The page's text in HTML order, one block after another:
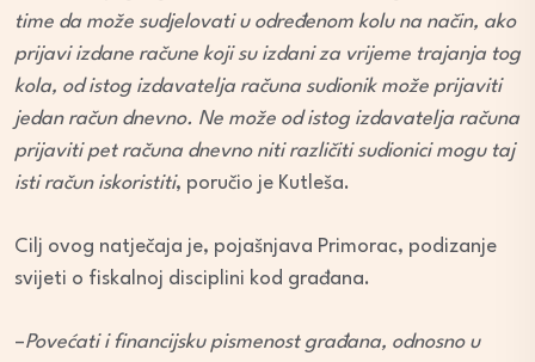
time da može sudjelovati u određenom kolu na način, ako
prijavi izdane račune koji su izdani za vrijeme trajanja tog
kola, od istog izdavatelja računa sudionik može prijaviti
jedan račun dnevno. Ne može od istog izdavatelja računa
prijaviti pet računa dnevno niti različiti sudionici mogu taj
isti račun iskoristiti, poručio je Kutleša.
Cilj ovog natječaja je, pojašnjava Primorac, podizanje
svijeti o fiskalnoj disciplini kod građana.
–Povećati i financijsku pismenost građana, odnosno u